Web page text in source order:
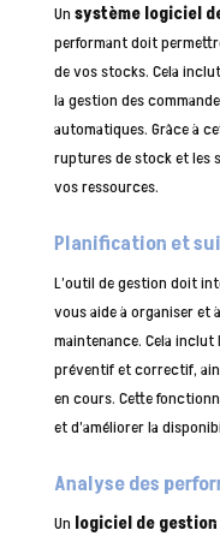
Un système logiciel
performant doit
de vos stocks. Cela
la gestion des
automatiques. Grâce à
ruptures de stock et les
vos ressources.
Planification et
L’outil de gestion doit
vous aide à organiser et
maintenance. Cela
préventif et correctif,
en cours. Cette
et d’améliorer la
Analyse des
Un logiciel de